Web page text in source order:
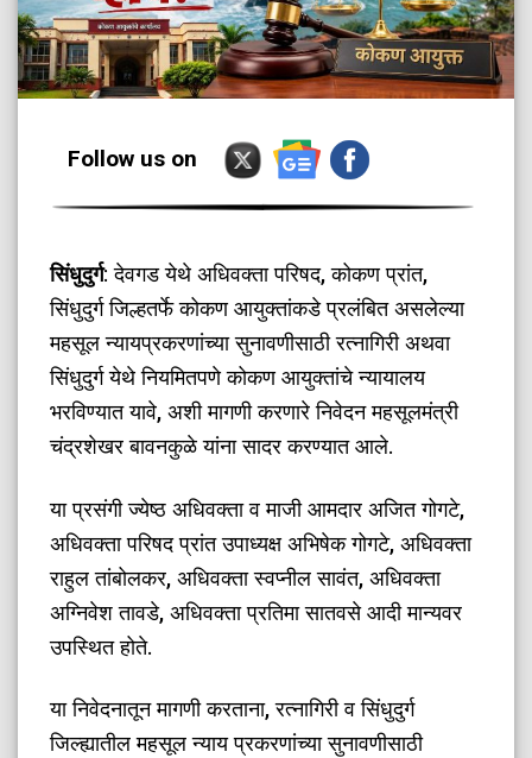
Follow us on
सिंधुदुर्ग: देवगड येथे अधिवक्ता परिषद, कोकण प्रांत,
सिंधुदुर्ग जिल्हतर्फे कोकण आयुक्तांकडे प्रलंबित असलेल्या
महसूल न्यायप्रकरणांच्या सुनावणीसाठी रत्नागिरी अथवा
सिंधुदुर्ग येथे नियमितपणे कोकण आयुक्तांचे न्यायालय
भरविण्यात यावे, अशी मागणी करणारे निवेदन महसूलमंत्री
चंद्रशेखर बावनकुळे यांना सादर करण्यात आले.
​या प्रसंगी ज्येष्ठ अधिवक्ता व माजी आमदार अजित गोगटे,
अधिवक्ता परिषद प्रांत उपाध्यक्ष अभिषेक गोगटे, अधिवक्ता
राहुल तांबोलकर, अधिवक्ता स्वप्नील सावंत, अधिवक्ता
अग्निवेश तावडे, अधिवक्ता प्रतिमा सातवसे आदी मान्यवर
उपस्थित होते.
​या निवेदनातून मागणी करताना, रत्नागिरी व सिंधुदुर्ग
जिल्ह्यातील महसूल न्याय प्रकरणांच्या सुनावणीसाठी